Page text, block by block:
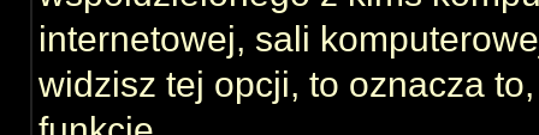
internetowej, sali
widzisz tej opcji, to oznacza